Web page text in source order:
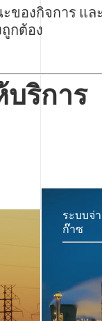
ของกิจการ
กต้อง
บริการ
ระบบจ่
ก๊าซ